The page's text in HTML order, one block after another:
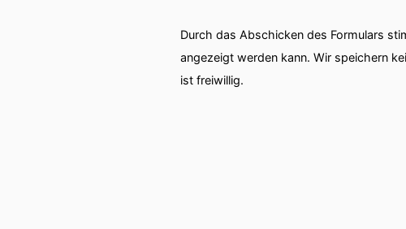
Durch das Abschicken des Formulars
angezeigt werden kann. Wir speichern
ist freiwillig.